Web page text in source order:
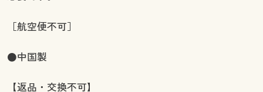
［航空便不可］
●中国製
【返品・交換不可】